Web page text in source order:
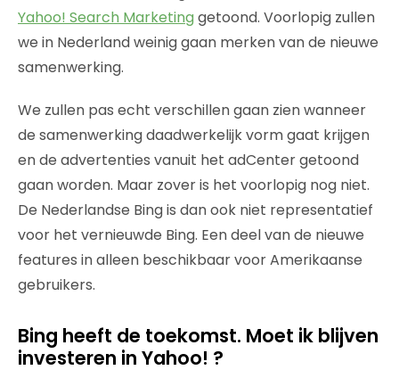
Yahoo! Search Marketing getoond. Voorlopig zullen
we in Nederland weinig gaan merken van de nieuwe
samenwerking.
We zullen pas echt verschillen gaan zien wanneer
de samenwerking daadwerkelijk vorm gaat krijgen
en de advertenties vanuit het adCenter getoond
gaan worden. Maar zover is het voorlopig nog niet.
De Nederlandse Bing is dan ook niet representatief
voor het vernieuwde Bing. Een deel van de nieuwe
features in alleen beschikbaar voor Amerikaanse
gebruikers.
Bing heeft de toekomst. Moet ik blijven
investeren in Yahoo! ?